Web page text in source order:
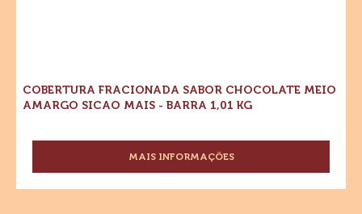
COBERTURA FRACIONADA SABOR CHOCOLATE MEIO
AMARGO SICAO MAIS - BARRA 1,01 KG
MAIS INFORMAÇÕES
-
FRACIONADA